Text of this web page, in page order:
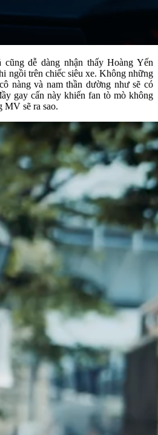
dễ dàng nhận thấy Hoàng Yến
ngồi trên chiếc siêu xe. Không những
nàng và nam thần dường như sẽ có
gay cấn này khiến fan tò mò không
MV sẽ ra sao.